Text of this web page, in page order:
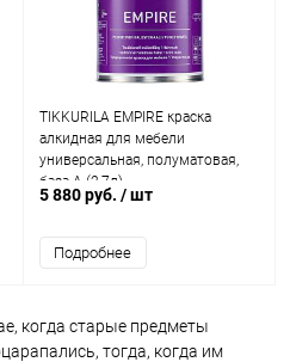
TIKKURILA EMPIRE краска
алкидная для мебели
универсальная, полуматовая,
база A (2,7л)
5 880 руб. / шт
Подробнее
когда старые предметы
тогда, когда им